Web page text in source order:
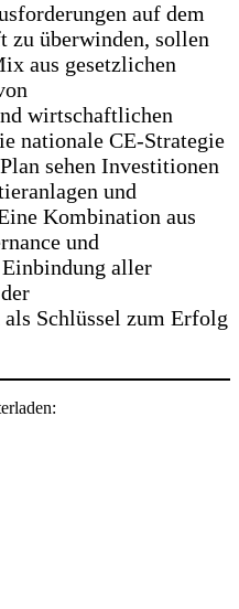
auf dem
zu überwinden, sollen
aus gesetzlichen
wirtschaftlichen
nationale CE-Strategie
sehen Investitionen
und
Kombination aus
und
aller
Schlüssel zum Erfolg